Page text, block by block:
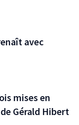
avec
mises en
Gérald Hibert